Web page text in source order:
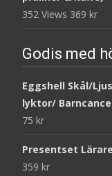
352 Views 369 kr
Godis med
Eggshell Skål/
lyktor/
75 kr
Presentset
359 kr